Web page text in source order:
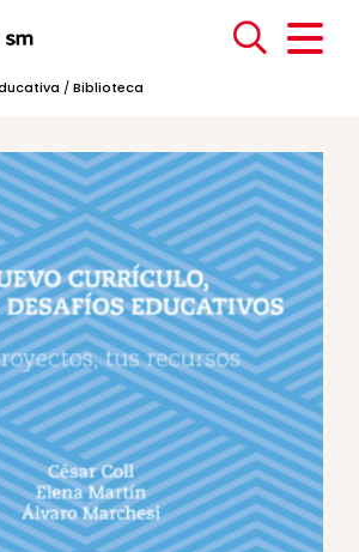
/Biblioteca